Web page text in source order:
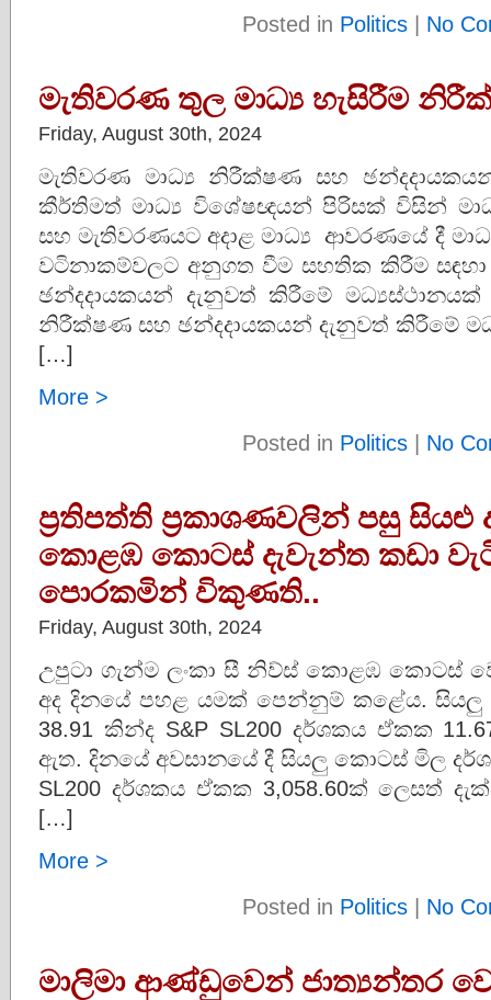
Posted in Politics | No
මැතිවරණ තුල මාධ්‍ය හැසිරීම
Friday, August 30th, 2024
මැතිවරණ මාධ්‍ය නිරීක්ෂණ සහ
කීර්තිමත් මාධ්‍ය විශේෂඥයන් පිරිසක් විසින්
සහ මැතිවරණයට අදාළ මාධ්‍ය ආවරණයේ දී
වටිනාකම්වලට අනුගත වීම සහතික කිරීම
ඡන්දදායකයන් දැනුවත් කිරීමේ
නිරීක්ෂණ සහ ඡන්දදායකයන් දැනුවත් කිරීමේ
[…]
More >
Posted in Politics | No
ප‍්‍රතිපත්ති ප‍්‍රකාශණවලින් පසු සියළු
කොළඹ කොටස් දැවැන්ත කඩා
පොරකමින් විකුණති..
Friday, August 30th, 2024
උපුටා ගැන්ම ලංකා සී නිව්ස් කොළඹ කොටස්
අද දිනයේ පහළ යමක් පෙන්නුම් කළේය.
38.91 කින්ද S&P SL200 දර්ශකය ඒකක
ඇත. දිනයේ අවසානයේ දී සියලු කොටස් මිල
SL200 දර්ශකය ඒකක 3,058.60ක් ලෙසත්
[…]
More >
Posted in Politics | No
මාලිමා ආණ්ඩුවෙන් ජාත්‍යන්තර